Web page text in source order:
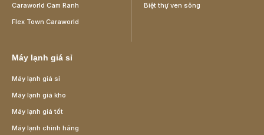
Caraworld Cam Ranh
Flex Town Caraworld
Biệt thự ven sông
Máy lạnh giá sỉ
Máy lạnh giá sỉ
Máy lạnh giá kho
Máy lạnh giá tốt
Máy lạnh chính hãng